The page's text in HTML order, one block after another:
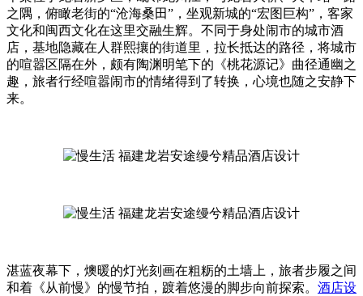
之隅，俯瞰老街的“沧海桑田”，坐观新城的“宏图巨构”，客家
文化和闽西文化在这里交融生辉。不同于身处闹市的城市酒
店，基地隐藏在人群熙攘的街道里，拉长抵达的路径，将城市
的喧嚣区隔在外，颇有陶渊明笔下的《桃花源记》曲径通幽之
趣，旅者行经喧嚣闹市的情绪得到了转换，心境也随之安静下
来。
湛蓝夜幕下，燠暖的灯光刻画在粗粝的土墙上，旅者步履之间
和着《从前慢》的慢节拍，踱着悠漫的脚步向前探索。 酒店设